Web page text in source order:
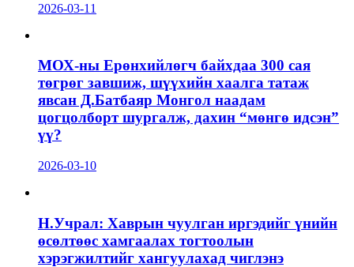
2026-03-11
МОХ-ны Ерөнхийлөгч байхдаа 300 сая
төгрөг завшиж, шүүхийн хаалга татаж
явсан Д.Батбаяр Монгол наадам
цогцолборт шургалж, дахин “мөнгө идсэн”
үү?
2026-03-10
Н.Учрал: Хаврын чуулган иргэдийг үнийн
өсөлтөөс хамгаалах тогтоолын
хэрэгжилтийг хангуулахад чиглэнэ